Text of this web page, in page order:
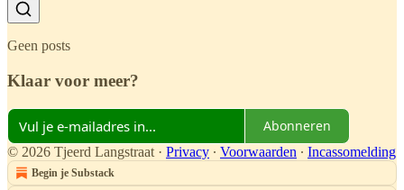
Geen posts
Klaar voor meer?
Abonneren
© 2026 Tjeerd Langstraat · Privacy ∙ Voorwaarden ∙ Incassomelding
Begin je Substack